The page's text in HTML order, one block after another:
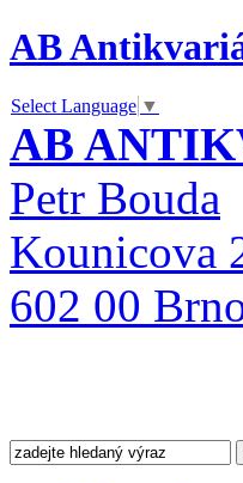
AB
Select Language ▼
AB
Petr Bouda
Kounicova
602 00